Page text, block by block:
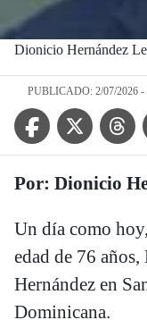
Dionicio Hernández
PUBLICADO: 2/07/2026 -
Facebook IconTwitter Icon
Por: Dionicio
Un día como
edad de 76
Hernández en
Dominicana.